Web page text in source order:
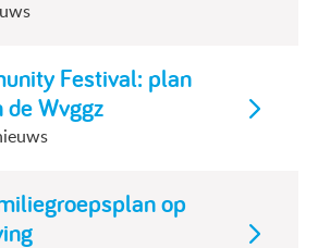
Festival: plan
de Wvggz
op